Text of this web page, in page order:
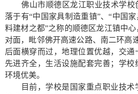
佛山市顺德区龙江职业技术学校
落于有“中国家具制造重镇”、“中国
料建材之都”之称的顺德区龙江镇中
对面，毗邻佛开高速公路、南二环高
后面横穿而过，地理位置优越，交
先进齐全，生活设施配套完善；学校
环境优美。
目前，学校是国家重点职业技